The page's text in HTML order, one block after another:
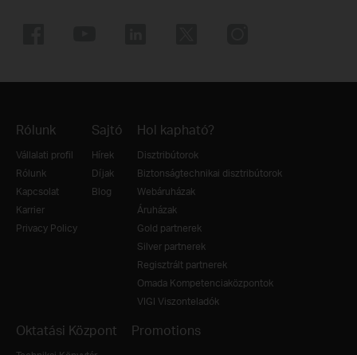
Rólunk
Vállalati profil
Rólunk
Kapcsolat
Karrier
Privacy Policy
Sajtó
Hírek
Díjak
Blog
Hol kapható?
Disztribútorok
Biztonságtechnikai disztribútorok
Webáruházak
Áruházak
Gold partnerek
Silver partnerek
Regisztrált partnerek
Omada Kompetenciaközpontok
VIGI Viszonteladók
Oktatási Központ Promotions